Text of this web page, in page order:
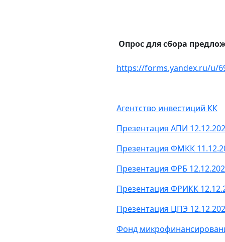
Опрос для сбора
https://forms.yandex.ru/u/
Агентство инвестиций КК
Презентация АПИ
Презентация ФМКК
Презентация ФРБ
Презентация ФРИКК
Презентация ЦПЭ
Фонд